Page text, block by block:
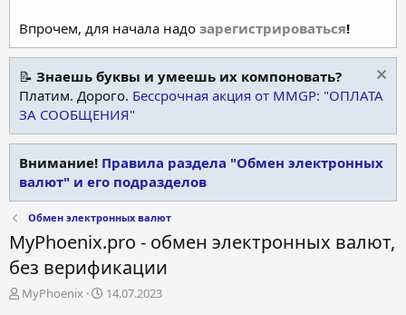
Впрочем, для начала надо зарегистрироваться!
📝 Знаешь буквы и умеешь их компоновать?
Платим. Дорого. Бессрочная акция от MMGP: "ОПЛАТА
ЗА СООБЩЕНИЯ"
Внимание! Правила раздела "Обмен электронных
валют" и его подразделов
Обмен электронных валют
MyPhoenix.pro - обмен электронных валют,
без верификации
А
MyPhoenix
Д
14.07.2023